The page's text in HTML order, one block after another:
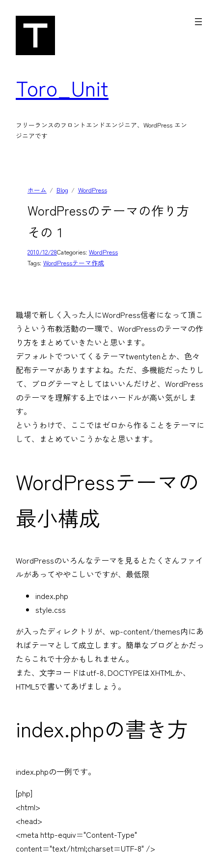
Toro_Unit
フリーランスのフロントエンドエンジニア、WordPress エン
ジニアです
ホーム Blog WordPress
WordPressのテーマの作り方
その１
2010/12/28Categories: WordPress
Tags: WordPressテーマ作成
職場で新しく入った人にWordPress信者になって頂こ
うという布教活動の一環で、WordPressのテーマの作
り方をまとめていきたいと思います。
デフォルトでついてくるテーマtwentytenとか、色々
配布テーマがありますよね。ただ、多機能だったりし
て、ブログテーマとしてはいいんだけど、WordPress
のテーマを理解する上ではハードルが高い気がしま
す。
というわけで、ここではゼロから作ることをテーマに
して、まとめていこうかなと思います。
WordPressテーマの
最小構成
WordPressのいろんなテーマを見るとたくさんファイ
ルがあってややこしいですが、最低限
index.php
style.css
が入ったディレクトリが、wp-content/themes内にあ
ればテーマとして成立します。簡単なブログとかだっ
たらこれで十分かもしれません。
また、文字コードはutf-8､DOCTYPEはXHTMLか、
HTML5で書いてあげましょう。
index.phpの書き方
index.phpの一例です。
[php]
<html>
<head>
<meta http-equiv="Content-Type"
content="text/html;charset=UTF-8" />